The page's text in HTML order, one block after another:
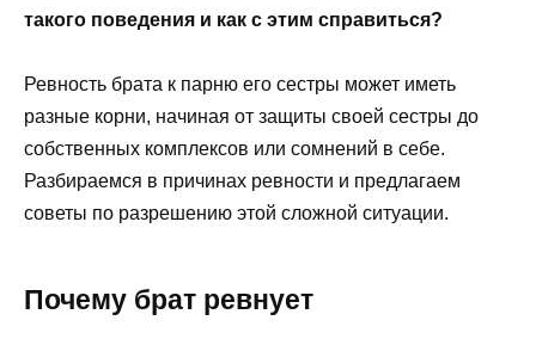
такого поведения и как с этим справиться?
Ревность брата к парню его сестры может иметь
разные корни, начиная от защиты своей сестры до
собственных комплексов или сомнений в себе.
Разбираемся в причинах ревности и предлагаем
советы по разрешению этой сложной ситуации.
Почему брат ревнует